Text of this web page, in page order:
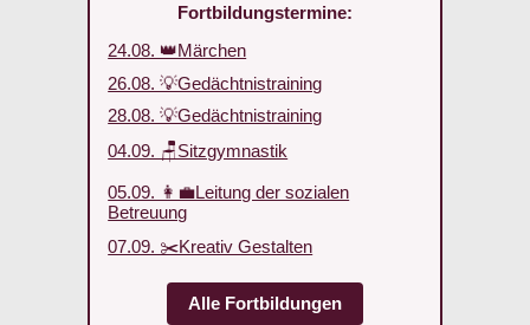
Fortbildungstermine:
24.08. 👑Märchen
26.08. 💡Gedächtnistraining
28.08. 💡Gedächtnistraining
04.09. 🪑Sitzgymnastik
05.09. 👩‍💼Leitung der sozialen
Betreuung
07.09. ✂️Kreativ Gestalten
Alle Fortbildungen